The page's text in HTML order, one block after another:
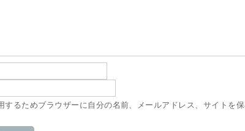
するためブラウザーに自分の名前、メールアドレス、サイトを